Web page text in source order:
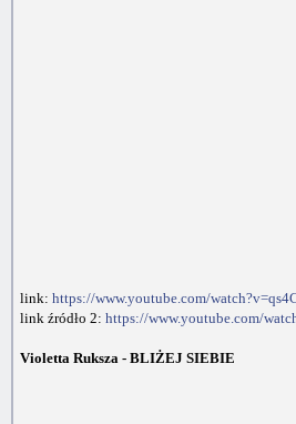
link: https://www.youtube.com/
link źródło 2: https://www.youtube.com/
Violetta Ruksza - BLIŻEJ SIEBIE